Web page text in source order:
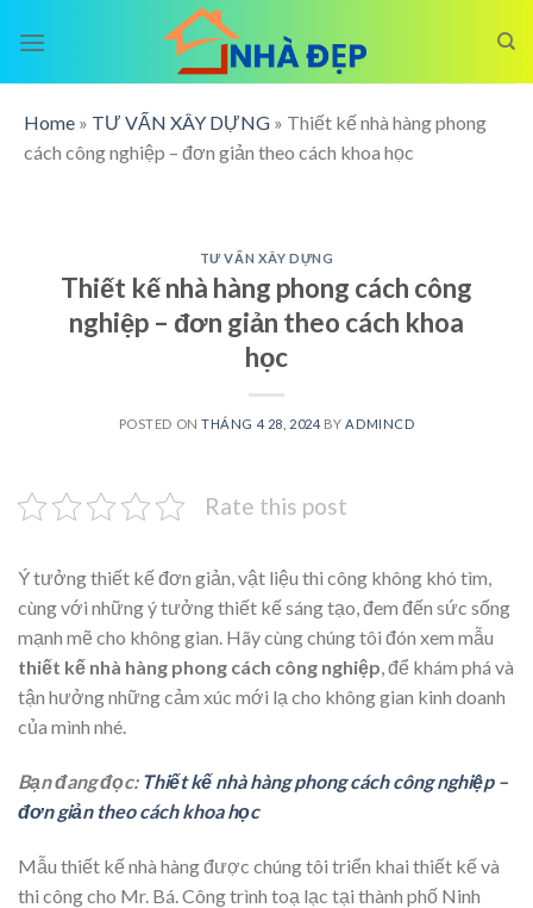
Home » TƯ VẤN XÂY DỰNG » Thiết kế nhà hàng phong
cách công nghiệp – đơn giản theo cách khoa học
TƯ VẤN XÂY DỰNG
Thiết kế nhà hàng phong cách công
nghiệp – đơn giản theo cách khoa
học
POSTED ONTHÁNG 4 28, 2024 BYADMINCD
Rate this post
Ý tưởng thiết kế đơn giản, vật liệu thi công không khó tìm,
cùng với những ý tưởng thiết kế sáng tạo, đem đến sức sống
mạnh mẽ cho không gian. Hãy cùng chúng tôi đón xem mẫu
thiết kế nhà hàng phong cách công nghiệp, để khám phá và
tận hưởng những cảm xúc mới lạ cho không gian kinh doanh
của mình nhé.
Bạn đang đọc: Thiết kế nhà hàng phong cách công nghiệp –
đơn giản theo cách khoa học
Mẫu thiết kế nhà hàng được chúng tôi triển khai thiết kế và
thi công cho Mr. Bá. Công trình toạ lạc tại thành phố Ninh